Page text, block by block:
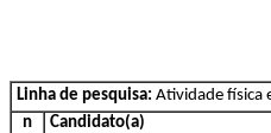
Linha de pesquisa: Atividade física
n
Candidato(a)